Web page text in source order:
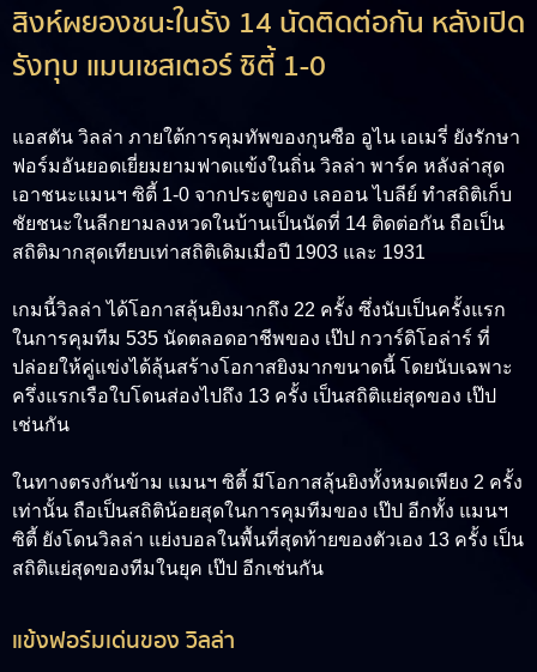
สิงห์ผยองชนะในรัง 14 นัดติดต่อกัน หลังเปิด
รังทุบ แมนเชสเตอร์ ซิตี้ 1-0
แอสตัน วิลล่า ภายใต้การคุมทัพของกุนซือ อูไน เอเมรี่ ยังรักษา
ฟอร์มอันยอดเยี่ยมยามฟาดแข้งในถิ่น วิลล่า พาร์ค หลังล่าสุด
เอาชนะแมนฯ ซิตี้ 1-0 จากประตูของ เลออน ไบลีย์ ทำสถิติเก็บ
ชัยชนะในลีกยามลงหวดในบ้านเป็นนัดที่ 14 ติดต่อกัน ถือเป็น
สถิติมากสุดเทียบเท่าสถิติเดิมเมื่อปี 1903 และ 1931
เกมนี้วิลล่า ได้โอกาสลุ้นยิงมากถึง 22 ครั้ง ซึ่งนับเป็นครั้งแรก
ในการคุมทีม 535 นัดตลอดอาชีพของ เป๊ป กวาร์ดิโอล่าร์ ที่
ปล่อยให้คู่แข่งได้ลุ้นสร้างโอกาสยิงมากขนาดนี้ โดยนับเฉพาะ
ครึ่งแรกเรือใบโดนส่องไปถึง 13 ครั้ง เป็นสถิติแย่สุดของ เป๊ป
เช่นกัน
ในทางตรงกันข้าม แมนฯ ซิตี้ มีโอกาสลุ้นยิงทั้งหมดเพียง 2 ครั้ง
เท่านั้น ถือเป็นสถิติน้อยสุดในการคุมทีมของ เป๊ป อีกทั้ง แมนฯ
ซิตี้ ยังโดนวิลล่า แย่งบอลในพื้นที่สุดท้ายของตัวเอง 13 ครั้ง เป็น
สถิติแย่สุดของทีมในยุค เป๊ป อีกเช่นกัน
แข้งฟอร์มเด่นของ วิลล่า